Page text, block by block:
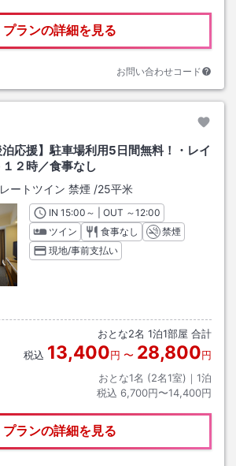
プランの詳細を見る
お問い合わせコード
泊応援】駐車場利用5日間無料！・レイ
２時／食事なし
ートツイン 禁煙 /25平米
INチェックイン
15:00 ～ | OUT チェックアウト
～12:00
ツイン
食事なし
禁煙
現地/事前支払い
おとな2名 1泊1部屋 合計
税込 13,400円 〜 28,800円
おとな1名 (2名1室)｜ 1泊
税込 6,700円〜14,400円
プランの詳細を見る